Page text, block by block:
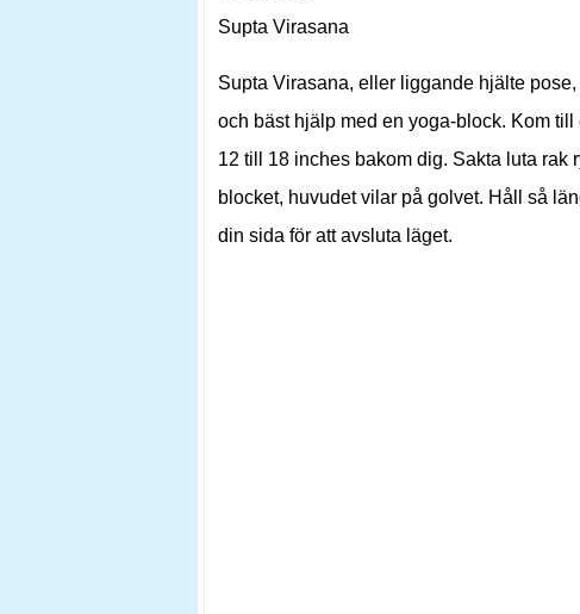
Supta Virasana
Supta Virasana, eller liggande hjälte
och bäst hjälp med en yoga-block. Kom
12 till 18 inches bakom dig. Sakta luta rak
blocket, huvudet vilar på golvet. Håll så
din sida för att avsluta läget.